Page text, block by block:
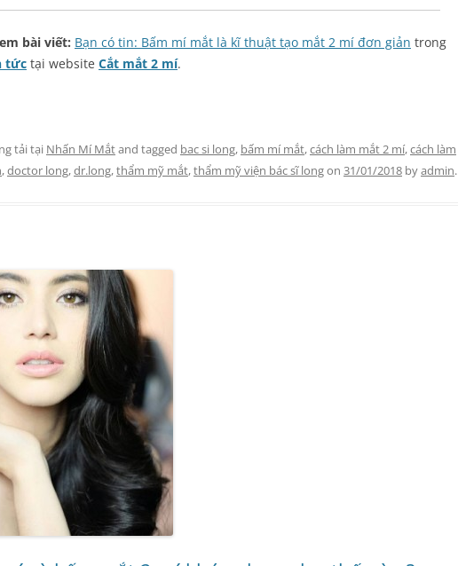
bài viết: Bạn có tin: Bấm mí mắt là kĩ thuật tạo mắt 2 mí đơn giản trong
tức tại website Cắt mắt 2 mí.
tải tại Nhấn Mí Mắtand tagged bac si long, bấm mí mắt,cách làm mắt 2 mí,cách làm
,doctor long,dr.long,thẩm mỹ mắt,thẩm mỹ viện bác sĩ longon 31/01/2018 byadmin.